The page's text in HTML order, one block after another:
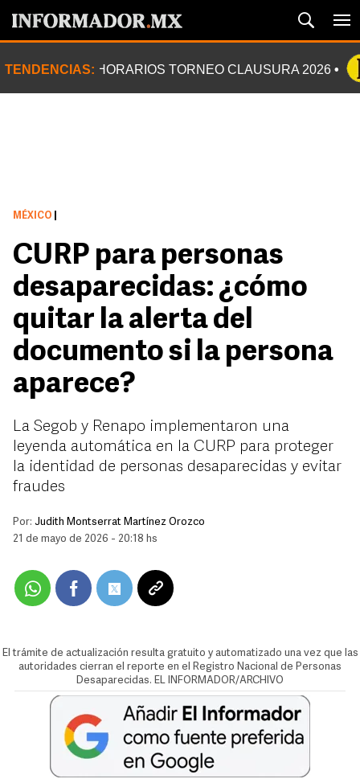
TENDENCIAS: HORARIOS TORNEO CLAUSURA 2026
MÉXICO
CURP para personas
desaparecidas: ¿cómo
quitar la alerta del
documento si la persona
aparece?
La Segob y Renapo implementaron una
leyenda automática en la CURP para proteger
la identidad de personas desaparecidas y evitar
fraudes
Por: Judith Montserrat Martínez Orozco
21 de mayo de 2026 - 20:18 hs
El trámite de actualización resulta gratuito y automatizado una vez que las
autoridades cierran el reporte en el Registro Nacional de Personas
Desaparecidas. EL INFORMADOR/ARCHIVO